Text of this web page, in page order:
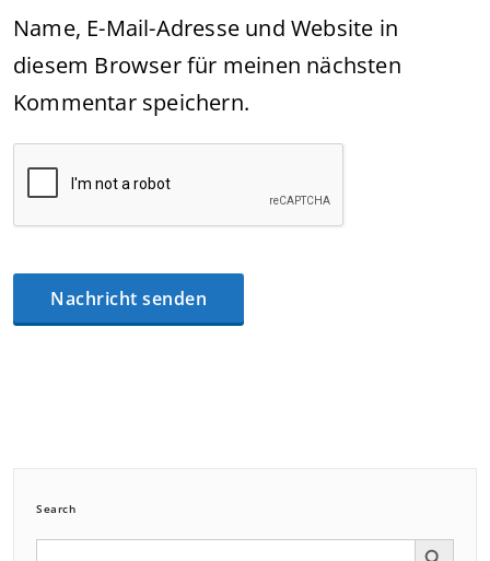
Name, E-Mail-Adresse und Website in
diesem Browser für meinen nächsten
Kommentar speichern.
Search
Search Search Button